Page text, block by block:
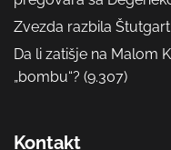
Zvezda razbila
Da li zatišje na Malom
„bombu“? (9.307)
Kontakt